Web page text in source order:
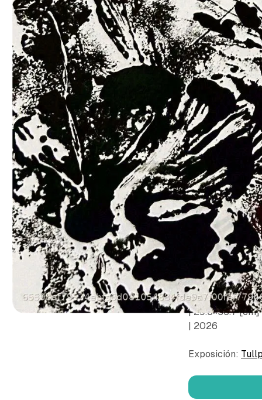
© Herrera
| Monocopia
| 29.5×35.7 [cm]
| 2026
Exposición: